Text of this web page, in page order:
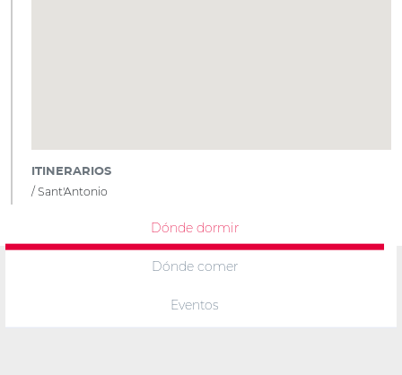
ITINERARIOS
Sant'Antonio
Dónde dormir
Dónde comer
Eventos